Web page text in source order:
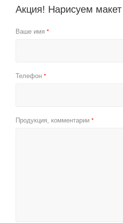
Акция! Нарисуем макет
Ваше имя *
Телефон *
Продукция, комментарии *